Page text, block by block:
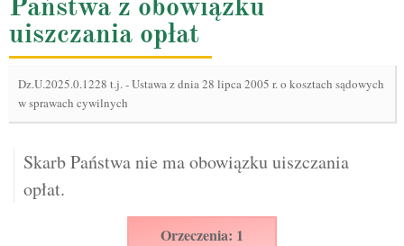
uiszczania opłat
Dz.U.2025.0.1228 t.j.-Ustawa z dnia 28 lipca 2005 r. o kosztach sądowych
w sprawach cywilnych
Skarb Państwa nie ma obowiązku uiszczania
opłat.
Orzeczenia: 1